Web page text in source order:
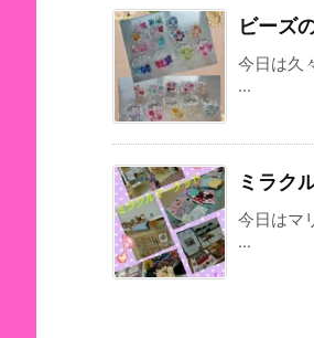
ビーズ
今日は久
...
ミラク
今日はマ
...